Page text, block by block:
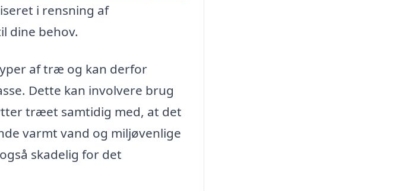
i rensning af
dine behov.
af træ og kan derfor
Dette kan involvere brug
træet samtidig med, at det
varmt vand og miljøvenlige
skadelig for det